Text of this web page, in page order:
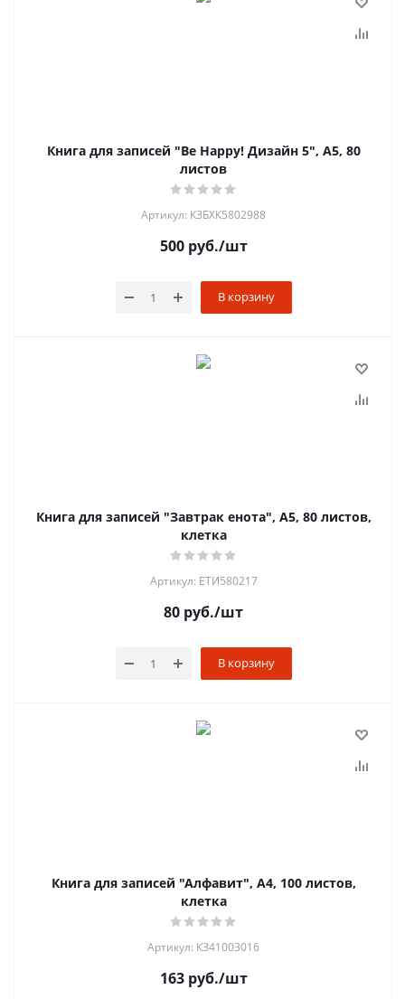
Книга для записей "Be Happy! Дизайн 5", А5, 80
листов
Артикул: КЗБХК5802988
500руб./шт
В корзину
Книга для записей "Завтрак енота", А5, 80 листов,
клетка
Артикул: ЕТИ580217
80 руб./шт
В корзину
Книга для записей "Алфавит", А4, 100 листов,
клетка
Артикул: КЗ41003016
163руб./шт